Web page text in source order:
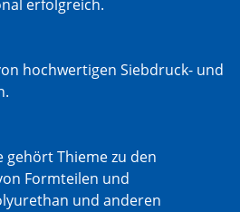
erfolgreich.
hochwertigen Siebdruck- und
gehört Thieme zu den
Formteilen und
und anderen